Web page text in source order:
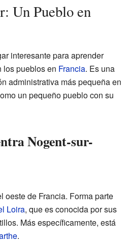
Un Pueblo en
interesante para aprender
los pueblos en Francia. Es una
administrativa más pequeña en
un pequeño pueblo con su
Nogent-sur-
oeste de Francia. Forma parte
Loira, que es conocida por sus
Más específicamente, está
.